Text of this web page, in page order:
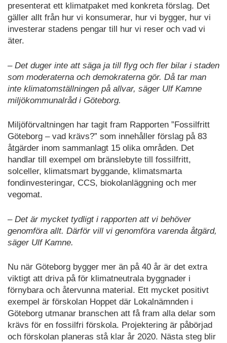
presenterat ett klimatpaket med konkreta förslag. Det
gäller allt från hur vi konsumerar, hur vi bygger, hur vi
investerar stadens pengar till hur vi reser och vad vi
äter.
– Det duger inte att säga ja till flyg och fler bilar i staden
som moderaterna och demokraterna gör. Då tar man
inte klimatomställningen på allvar, säger Ulf Kamne
miljökommunalråd i Göteborg.
Miljöförvaltningen har tagit fram Rapporten ”Fossilfritt
Göteborg – vad krävs?” som innehåller förslag på 83
åtgärder inom sammanlagt 15 olika områden. Det
handlar till exempel om bränslebyte till fossilfritt,
solceller, klimatsmart byggande, klimatsmarta
fondinvesteringar, CCS, biokolanläggning och mer
vegomat.
– Det är mycket tydligt i rapporten att vi behöver
genomföra allt. Därför vill vi genomföra varenda åtgärd,
säger Ulf Kamne.
Nu när Göteborg bygger mer än på 40 år är det extra
viktigt att driva på för klimatneutrala byggnader i
förnybara och återvunna material. Ett mycket positivt
exempel är förskolan Hoppet där Lokalnämnden i
Göteborg utmanar branschen att få fram alla delar som
krävs för en fossilfri förskola. Projektering är påbörjad
och förskolan planeras stå klar år 2020. Nästa steg blir